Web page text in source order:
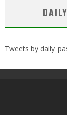
Tweets by